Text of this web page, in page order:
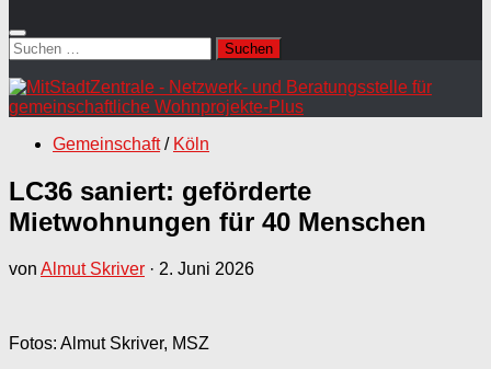
Suchen
nach:
Gemeinschaft / Köln
LC36 saniert: geförderte
Mietwohnungen für 40 Menschen
von Almut Skriver · 2. Juni 2026
Fotos: Almut Skriver, MSZ